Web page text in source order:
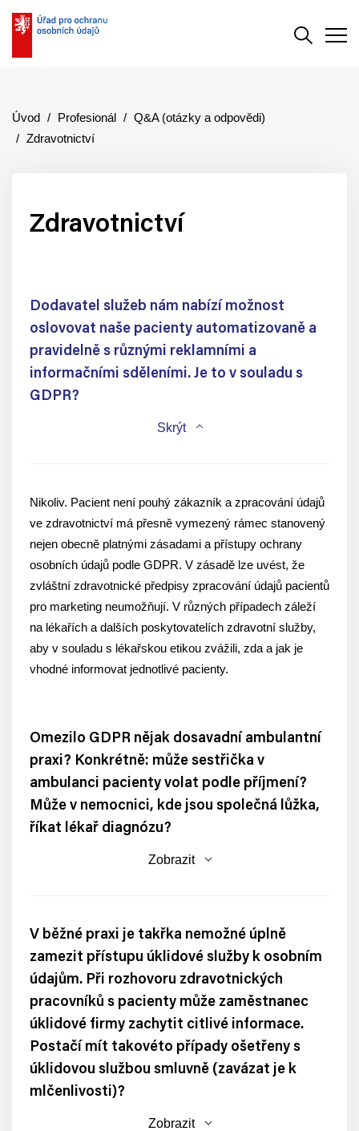
Úvod Profesionál
Q&A (otázky a odpovědi)
Zdravotnictví
Zdravotnictví
Dodavatel služeb nám nabízí možnost
oslovovat naše pacienty automatizovaně a
pravidelně s různými reklamními a
informačními sděleními. Je to v souladu s
GDPR?
Skrýt
Nikoliv. Pacient není pouhý zákazník a zpracování údajů
ve zdravotnictví má přesně vymezený rámec stanovený
nejen obecně platnými zásadami a přístupy ochrany
osobních údajů podle GDPR. V zásadě lze uvést, že
zvláštní zdravotnické předpisy zpracování údajů pacientů
pro marketing neumožňují. V různých případech záleží
na lékařích a dalších poskytovatelích zdravotní služby,
aby v souladu s lékařskou etikou zvážili, zda a jak je
vhodné informovat jednotlivé pacienty.
Omezilo GDPR nějak dosavadní ambulantní
praxi? Konkrétně: může sestřička v
ambulanci pacienty volat podle příjmení?
Může v nemocnici, kde jsou společná lůžka,
říkat lékař diagnózu?
Zobrazit
V běžné praxi je takřka nemožné úplně
zamezit přístupu úklidové služby k osobním
údajům. Při rozhovoru zdravotnických
pracovníků s pacienty může zaměstnanec
úklidové firmy zachytit citlivé informace.
Postačí mít takovéto případy ošetřeny s
úklidovou službou smluvně (zavázat je k
mlčenlivosti)?
Zobrazit